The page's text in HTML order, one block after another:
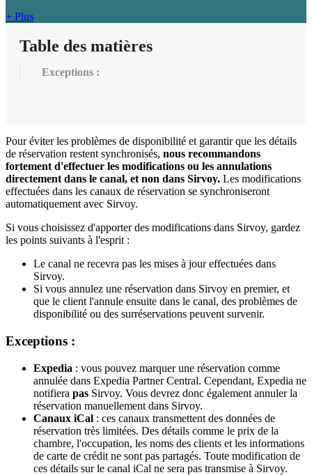
+ Plus
Table des matières
Exceptions :
Pour éviter les problèmes de disponibilité et garantir que les détails
de réservation restent synchronisés, nous recommandons
fortement d'effectuer les modifications ou les annulations
directement dans le canal, et non dans Sirvoy. Les modifications
effectuées dans les canaux de réservation se synchroniseront
automatiquement avec Sirvoy.
Si vous choisissez d'apporter des modifications dans Sirvoy, gardez
les points suivants à l'esprit :
Le canal ne recevra pas les mises à jour effectuées dans
Sirvoy.
Si vous annulez une réservation dans Sirvoy en premier, et
que le client l'annule ensuite dans le canal, des problèmes de
disponibilité ou des surréservations peuvent survenir.
Exceptions :
Expedia : vous pouvez marquer une réservation comme
annulée dans Expedia Partner Central. Cependant, Expedia ne
notifiera pas Sirvoy. Vous devrez donc également annuler la
réservation manuellement dans Sirvoy.
Canaux iCal : ces canaux transmettent des données de
réservation très limitées. Des détails comme le prix de la
chambre, l'occupation, les noms des clients et les informations
de carte de crédit ne sont pas partagés. Toute modification de
ces détails sur le canal iCal ne sera pas transmise à Sirvoy.